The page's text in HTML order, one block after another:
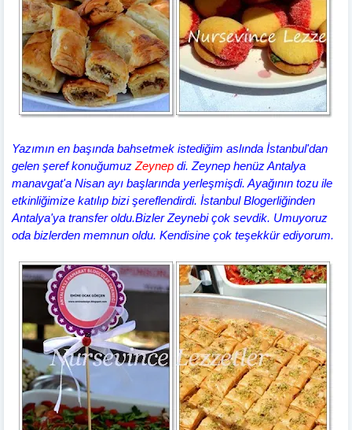
Yazımın en başında bahsetmek istediğim aslında İstanbul'dan
gelen şeref konuğumuz Zeynep di. Zeynep henüz Antalya
manavgat'a Nisan ayı başlarında yerleşmişdi. Ayağının tozu ile
etkinliğimize katılıp bizi şereflendirdi. İstanbul Blogerliğinden
Antalya'ya transfer oldu.Bizler Zeynebi çok sevdik. Umuyoruz
oda bizlerden memnun oldu. Kendisine çok teşekkür ediyorum.